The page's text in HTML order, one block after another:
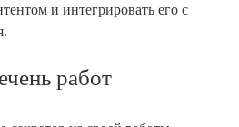
и интегрировать его с
работ